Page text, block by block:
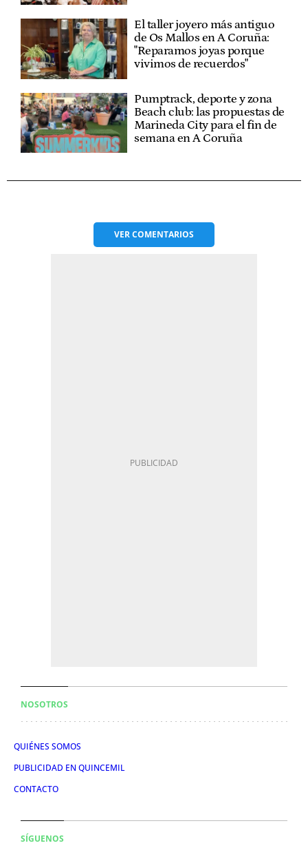
El taller joyero más antiguo
de Os Mallos en A Coruña:
"Reparamos joyas porque
vivimos de recuerdos"
Pumptrack, deporte y zona
Beach club: las propuestas de
Marineda City para el fin de
semana en A Coruña
VERCOMENTARIOS
NOSOTROS
QUIÉNES SOMOS
PUBLICIDAD EN QUINCEMIL
CONTACTO
SÍGUENOS